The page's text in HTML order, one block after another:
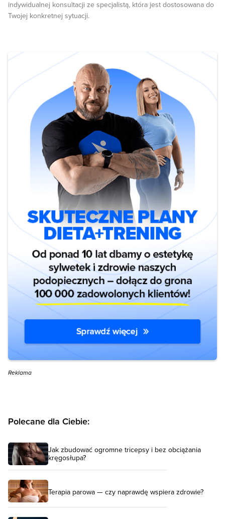
indywidualnej konsultacji ze specjalistą, która jest dostosowana do
Twojej konkretnej sytuacji.
Reklama
Polecane dla Ciebie:
Jak zbudować ogromne tricepsy i bez obciążania
kręgosłupa?
Terapia parowa — czy naprawdę wspiera zdrowie?